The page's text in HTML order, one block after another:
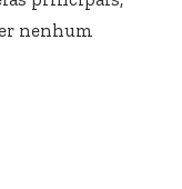
nenhum